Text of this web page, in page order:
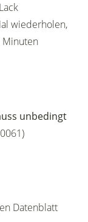
wiederholen,
Minuten
unbedingt
Datenblatt